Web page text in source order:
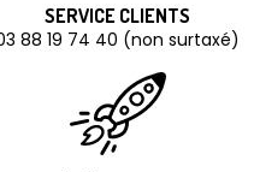
SERVICE CLIENTS
88 19 74 40 (non surtaxé)